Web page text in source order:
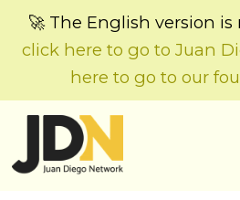
🚀 The English version
click here to go to Juan
here to go to our